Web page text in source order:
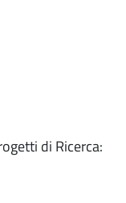
di Ricerca: